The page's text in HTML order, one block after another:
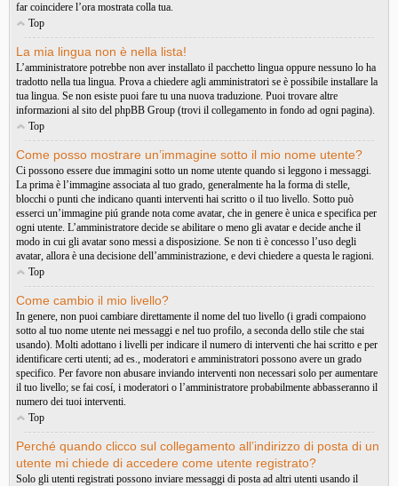
far coincidere l’ora mostrata colla tua.
Top
La mia lingua non è nella lista!
L’amministratore potrebbe non aver installato il pacchetto lingua oppure nessuno lo ha
tradotto nella tua lingua. Prova a chiedere agli amministratori se è possibile installare la
tua lingua. Se non esiste puoi fare tu una nuova traduzione. Puoi trovare altre
informazioni al sito del phpBB Group (trovi il collegamento in fondo ad ogni pagina).
Top
Come posso mostrare un’immagine sotto il mio nome utente?
Ci possono essere due immagini sotto un nome utente quando si leggono i messaggi.
La prima è l’immagine associata al tuo grado, generalmente ha la forma di stelle,
blocchi o punti che indicano quanti interventi hai scritto o il tuo livello. Sotto può
esserci un’immagine piú grande nota come avatar, che in genere è unica e specifica per
ogni utente. L’amministratore decide se abilitare o meno gli avatar e decide anche il
modo in cui gli avatar sono messi a disposizione. Se non ti è concesso l’uso degli
avatar, allora è una decisione dell’amministrazione, e devi chiedere a questa le ragioni.
Top
Come cambio il mio livello?
In genere, non puoi cambiare direttamente il nome del tuo livello (i gradi compaiono
sotto al tuo nome utente nei messaggi e nel tuo profilo, a seconda dello stile che stai
usando). Molti adottano i livelli per indicare il numero di interventi che hai scritto e per
identificare certi utenti; ad es., moderatori e amministratori possono avere un grado
specifico. Per favore non abusare inviando interventi non necessari solo per aumentare
il tuo livello; se fai cosí, i moderatori o l’amministratore probabilmente abbasseranno il
numero dei tuoi interventi.
Top
Perché quando clicco sul collegamento all’indirizzo di posta di un
utente mi chiede di accedere come utente registrato?
Solo gli utenti registrati possono inviare messaggi di posta ad altri utenti usando il